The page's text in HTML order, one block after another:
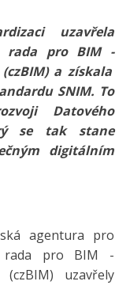
uzavřela
rada pro BIM -
(czBIM) a získala
SNIM. To
Datového
se tak stane
digitálním
agentura pro
rada pro BIM -
(czBIM) uzavřely